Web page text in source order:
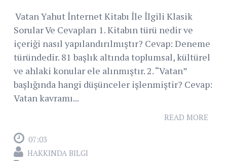
Vatan Yahut İnternet Kitabı İle İlgili Klasik
Sorular Ve Cevapları 1. Kitabın türü nedir ve
içeriği nasıl yapılandırılmıştır? Cevap: Deneme
türündedir. 81 başlık altında toplumsal, kültürel
ve ahlaki konular ele alınmıştır. 2. “Vatan”
başlığında hangi düşünceler işlenmiştir? Cevap:
Vatan kavramı...
READ MORE
07:03
HAKKINDA BILGI